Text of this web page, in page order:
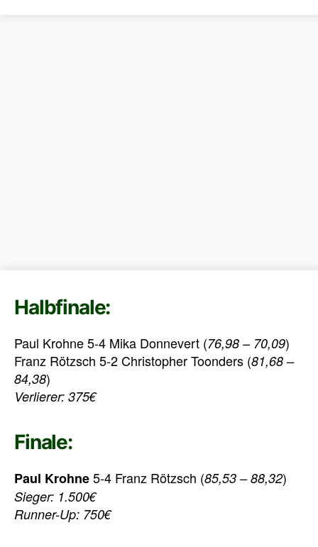
Halbfinale:
Paul Krohne 5-4 Mika Donnevert (76,98 – 70,09)
Franz Rötzsch 5-2 Christopher Toonders (81,68 –
84,38)
Verlierer: 375€
Finale:
Paul Krohne5-4 Franz Rötzsch (85,53 – 88,32)
Sieger: 1.500€
Runner-Up: 750€